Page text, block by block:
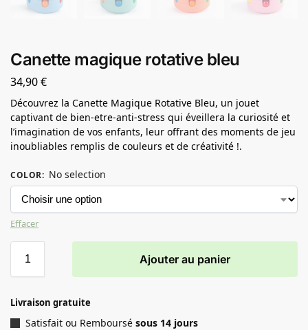
Canette magique rotative bleu
34,90€
Découvrez la Canette Magique Rotative Bleu, un jouet
captivant de bien-etre-anti-stress qui éveillera la curiosité et
l’imagination de vos enfants, leur offrant des moments de jeu
inoubliables remplis de couleurs et de créativité !.
COLOR: No selection
Effacer
Ajouter au panier
Livraison gratuite
Satisfait ou Remboursé sous 14 jours